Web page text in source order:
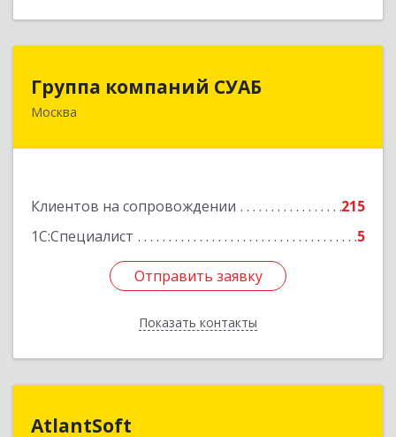
Группа компаний СУАБ
Москва
Клиентов на сопровождении
215
1С:Специалист
5
Отправить заявку
Показать контакты
Группа компаний СУАБ
105082, Москва г, Почтовая Б. ул, дом 36, стр.9,
Отправить заявку
Назад
AtlantSoft